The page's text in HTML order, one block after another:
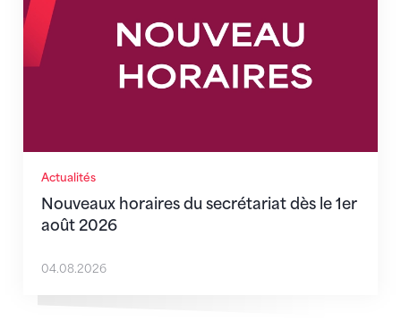
Actualités
Nouveaux horaires du secrétariat dès le 1er
août 2026
04.08.2026